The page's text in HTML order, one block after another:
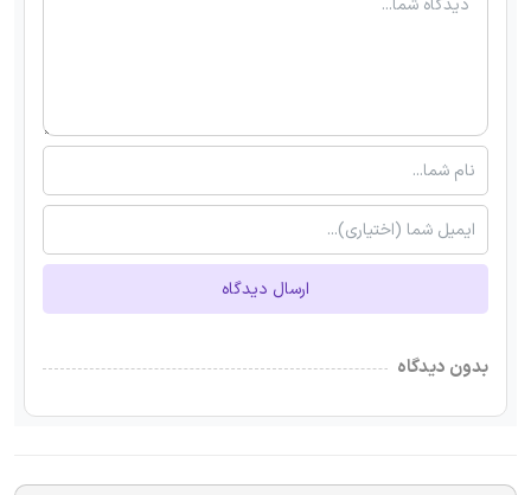
ارسال دیدگاه
بدون دیدگاه